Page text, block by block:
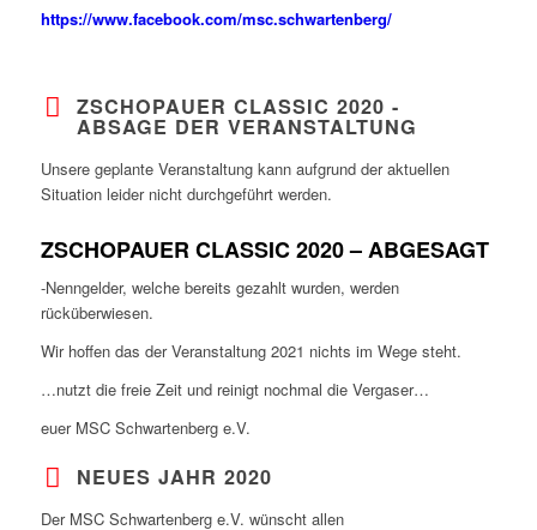
https://www.facebook.com/msc.schwartenberg/
ZSCHOPAUER CLASSIC 2020 -
ABSAGE DER VERANSTALTUNG
Unsere geplante Veranstaltung kann aufgrund der aktuellen
Situation leider nicht durchgeführt werden.
ZSCHOPAUER CLASSIC 2020 – ABGESAGT
-Nenngelder, welche bereits gezahlt wurden, werden
rücküberwiesen.
Wir hoffen das der Veranstaltung 2021 nichts im Wege steht.
…nutzt die freie Zeit und reinigt nochmal die Vergaser…
euer MSC Schwartenberg e.V.
NEUES JAHR 2020
Der MSC Schwartenberg e.V. wünscht allen